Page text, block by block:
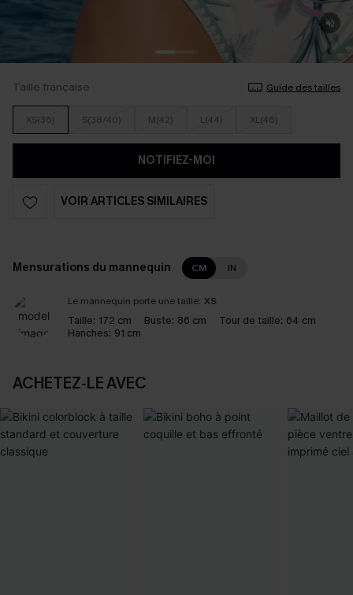
Taille française Guide des tailles
XS(36) S(38/40) M(42) L(44) XL(46)
NOTIFIEZ-MOI
VOIR ARTICLES SIMILAIRES
Mensurations du mannequin CM IN
Le mannequin porte une taille: XS
Taille: 172 cm Buste: 86 cm Tour de taille: 64 cm
Hanches: 91 cm
ACHETEZ‑LE AVEC